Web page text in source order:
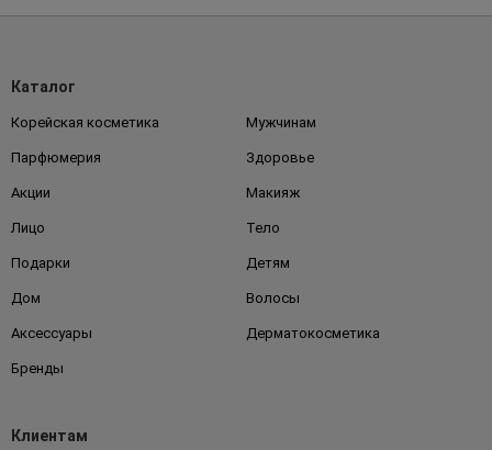
Каталог
Корейская косметика Мужчинам
Парфюмерия Здоровье
Акции Макияж
Лицо Тело
Подарки Детям
Дом Волосы
Аксессуары Дерматокосметика
Бренды
Клиентам